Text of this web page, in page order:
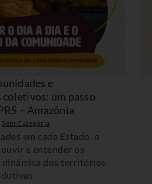
e
um passo
– Amazônia
Sem Categoria
em cada Estado, o
e entender os
dinâmica dos territórios